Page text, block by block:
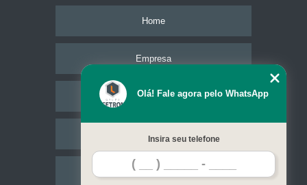
Home
Empresa
Missão
Serviços
Contato
Olá! Fale agora pelo WhatsApp
Insira seu telefone